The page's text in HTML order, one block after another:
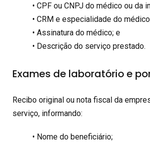
• CPF ou CNPJ do médico ou da
• CRM e especialidade do
• Assinatura do médico; e
• Descrição do serviço prestado.
Exames de laboratório e
Recibo original ou nota fiscal da
serviço, informando:
• Nome do beneficiário;